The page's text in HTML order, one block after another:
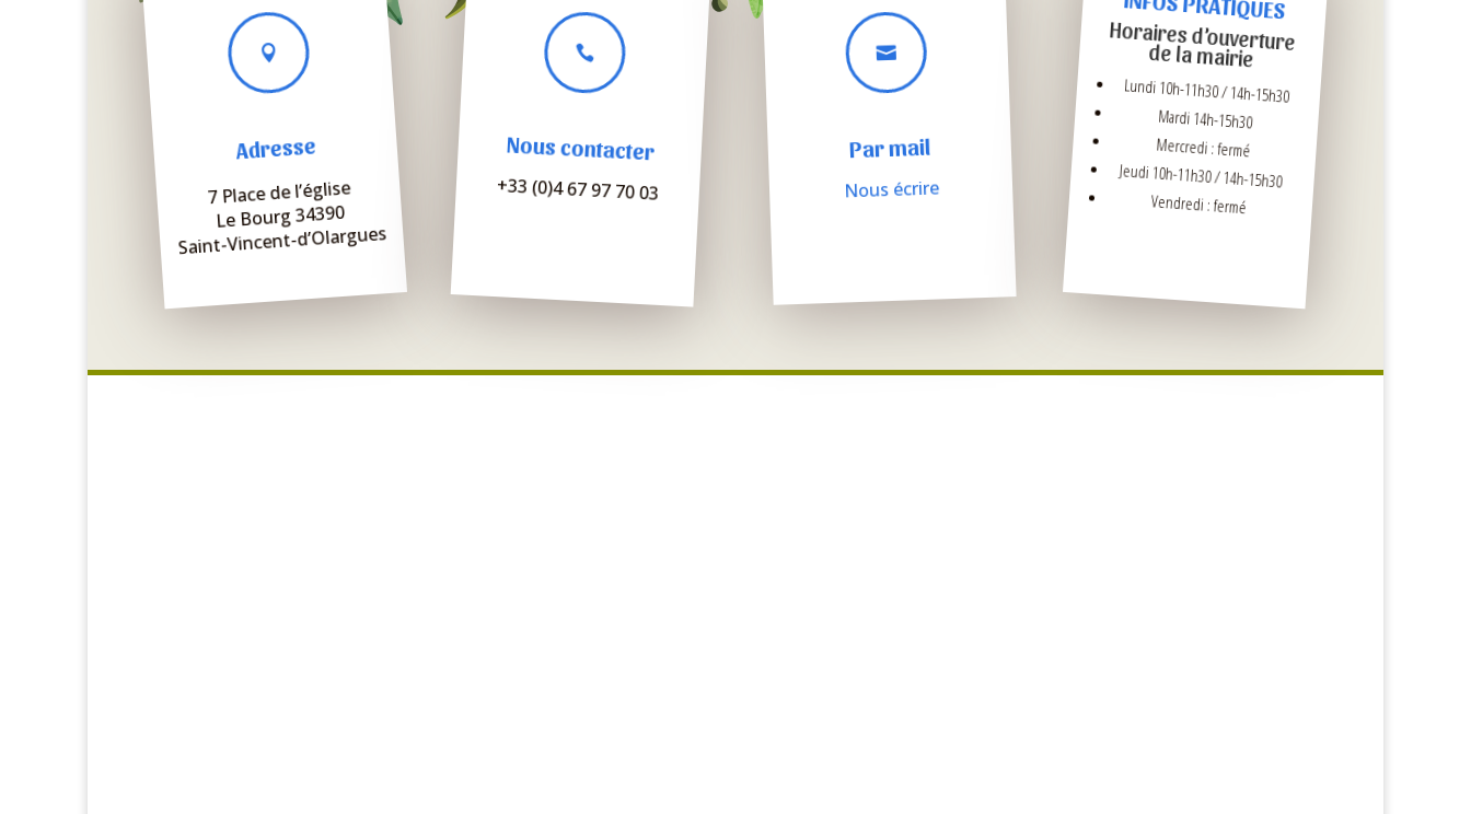

Adresse
7 Place de l’église
Le Bourg 34390
Saint-Vincent-d’Olargues

Nous contacter
+33 (0)4 67 97 70 03

Par mail
Nous écrire
Horaires d’ouverture
de la mairie
Lundi 10h-11h30 / 14h-15h30
Mardi 14h-15h30
Mercredi : fermé
Jeudi 10h-11h30 / 14h-15h30
Vendredi : fermé